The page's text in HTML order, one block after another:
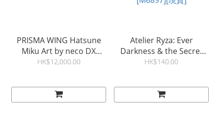
PRISMA WING Hatsune
Miku Art by neco DX
Edition 1/4 Scale
HK$12,000.00
Atelier Ryza: Ever
Darkness & the Secret
Hideout The Animation
[M6897][現貨]
HK$140.00